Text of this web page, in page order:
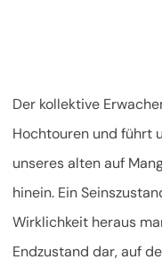
Der kollektive
Hochtouren und führt
unseres alten auf
hinein. Ein
Wirklichkeit heraus
Endzustand dar, auf